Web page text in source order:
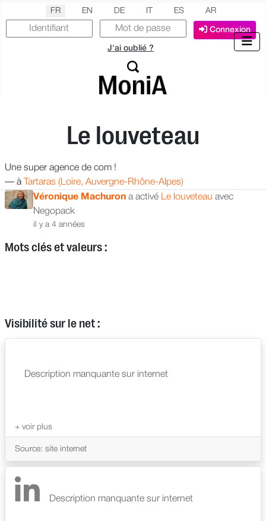
Sélectionnez votre langue
FR EN DE ES AR
Connexion
J'ai oublié ?
Véronique Machuron a activé Le louveteau avec
Negopack
il y a 4 années
Le louveteau
Une super agence de com !
— à Tartaras (Loire, Auvergne-Rhône-Alpes)
Mots clés et valeurs :
Visibilité sur le net :
Description manquante sur internet
Source: site internet
Description manquante sur internet